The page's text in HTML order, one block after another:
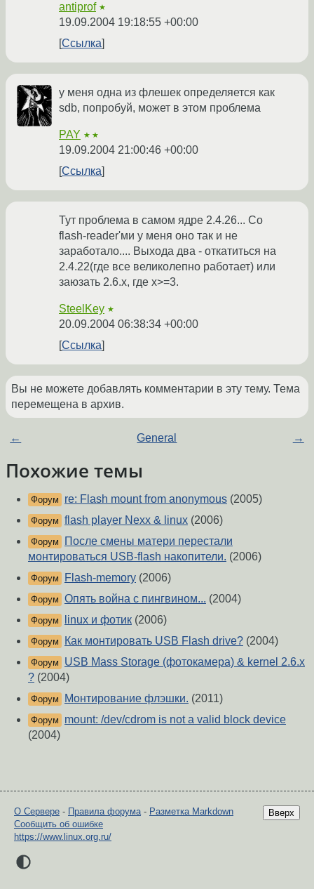
antiprof ★
19.09.2004 19:18:55 +00:00
Ссылка
у меня одна из флешек определяется как
sdb, попробуй, может в этом проблема
PAY ★★
19.09.2004 21:00:46 +00:00
Ссылка
Тут проблема в самом ядре 2.4.26... Со
flash-reader'ми у меня оно так и не
заработало.... Выхода два - откатиться на
2.4.22(где все великолепно работает) или
заюзать 2.6.x, где x>=3.
SteelKey ★
20.09.2004 06:38:34 +00:00
Ссылка
Вы не можете добавлять комментарии в эту тему. Тема
перемещена в архив.
← General →
Похожие темы
Форум re: Flash mount from anonymous (2005)
Форум flash player Nexx & linux (2006)
Форум
После смены матери перестали
монтироваться USB-flash накопители. (2006)
Форум Flash-memory (2006)
Форум Опять война с пингвином... (2004)
Форум linux и фотик (2006)
Форум Как монтировать USB Flash drive? (2004)
Форум
USB Mass Storage (фотокамера) & kernel 2.6.x
? (2004)
Форум Монтирование флэшки. (2011)
Форум
mount: /dev/cdrom is not a valid block device
(2004)
Вверх
О Сервере - Правила форума- Разметка Markdown
Сообщить об ошибке
https://www.linux.org.ru/